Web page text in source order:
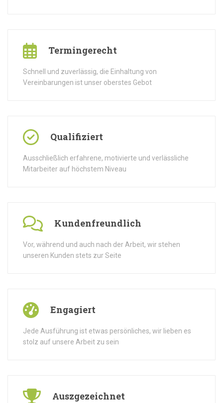
Termingerecht
Schnell und zuverlässig, die Einhaltung von
Vereinbarungen ist unser oberstes Gebot
Qualifiziert
Ausschließlich erfahrene, motivierte und verlässliche
Mitarbeiter auf höchstem Niveau
Kundenfreundlich
Vor, während und auch nach der Arbeit, wir stehen
unseren Kunden stets zur Seite
Engagiert
Jede Ausführung ist etwas persönliches, wir lieben es
stolz auf unsere Arbeit zu sein
Auszgezeichnet